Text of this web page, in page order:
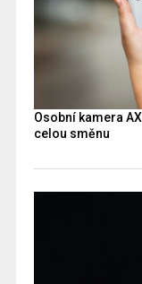
Osobní kamera
celou směnu